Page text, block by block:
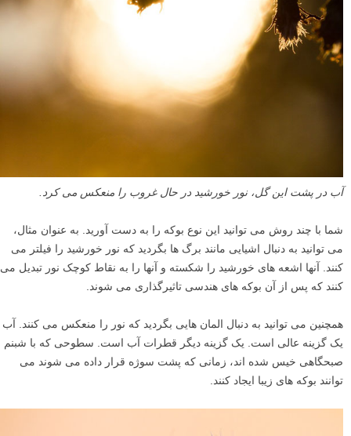
آب در پشت این گل، نور خورشید در حال غروب را منعکس می کرد.
شما با چند روش می توانید این نوع بوکه را به دست آورید. به عنوان مثال،
می توانید به دنبال اشیایی مانند برگ ها بگردید که نور خورشید را فیلتر می
کنند. آنها اشعه های خورشید را شکسته و آنها را به نقاط کوچک نور تبدیل می
کنند که پس از آن بوکه های هندسی تاثیرگذاری می شوند.
همچنین می توانید به دنبال المان هایی بگردید که نور را منعکس می کنند. آب
یک گزینه عالی است. یک گزینه دیگر قطرات آب است. سطوحی که با شبنم
صبحگاهی خیس شده اند، زمانی که پشت سوژه قرار داده می شوند می
توانند بوکه های زیبا ایجاد کنند.